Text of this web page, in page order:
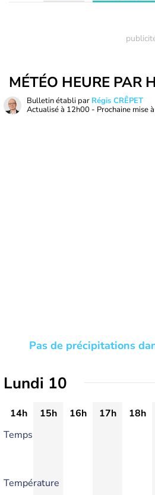
MÉTÉO HEURE PAR
Bulletin établi par Régis CRÊPET
Actualisé à 12h00 - Prochaine mise
Pas de précipitations
Lundi 10
14h 15h 16h 17h 18h
Temps
Température